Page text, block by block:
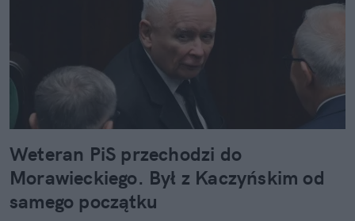
Weteran PiS przechodzi do
Morawieckiego. Był z Kaczyńskim od
samego początku